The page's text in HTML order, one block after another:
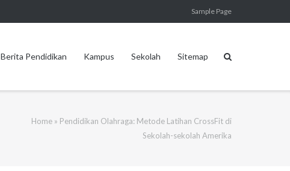
Sample Page
Berita Pendidikan Kampus Sekolah Sitemap
Home » Pendidikan Olahraga: Metode Latihan CrossFit di
Sekolah-sekolah Amerika